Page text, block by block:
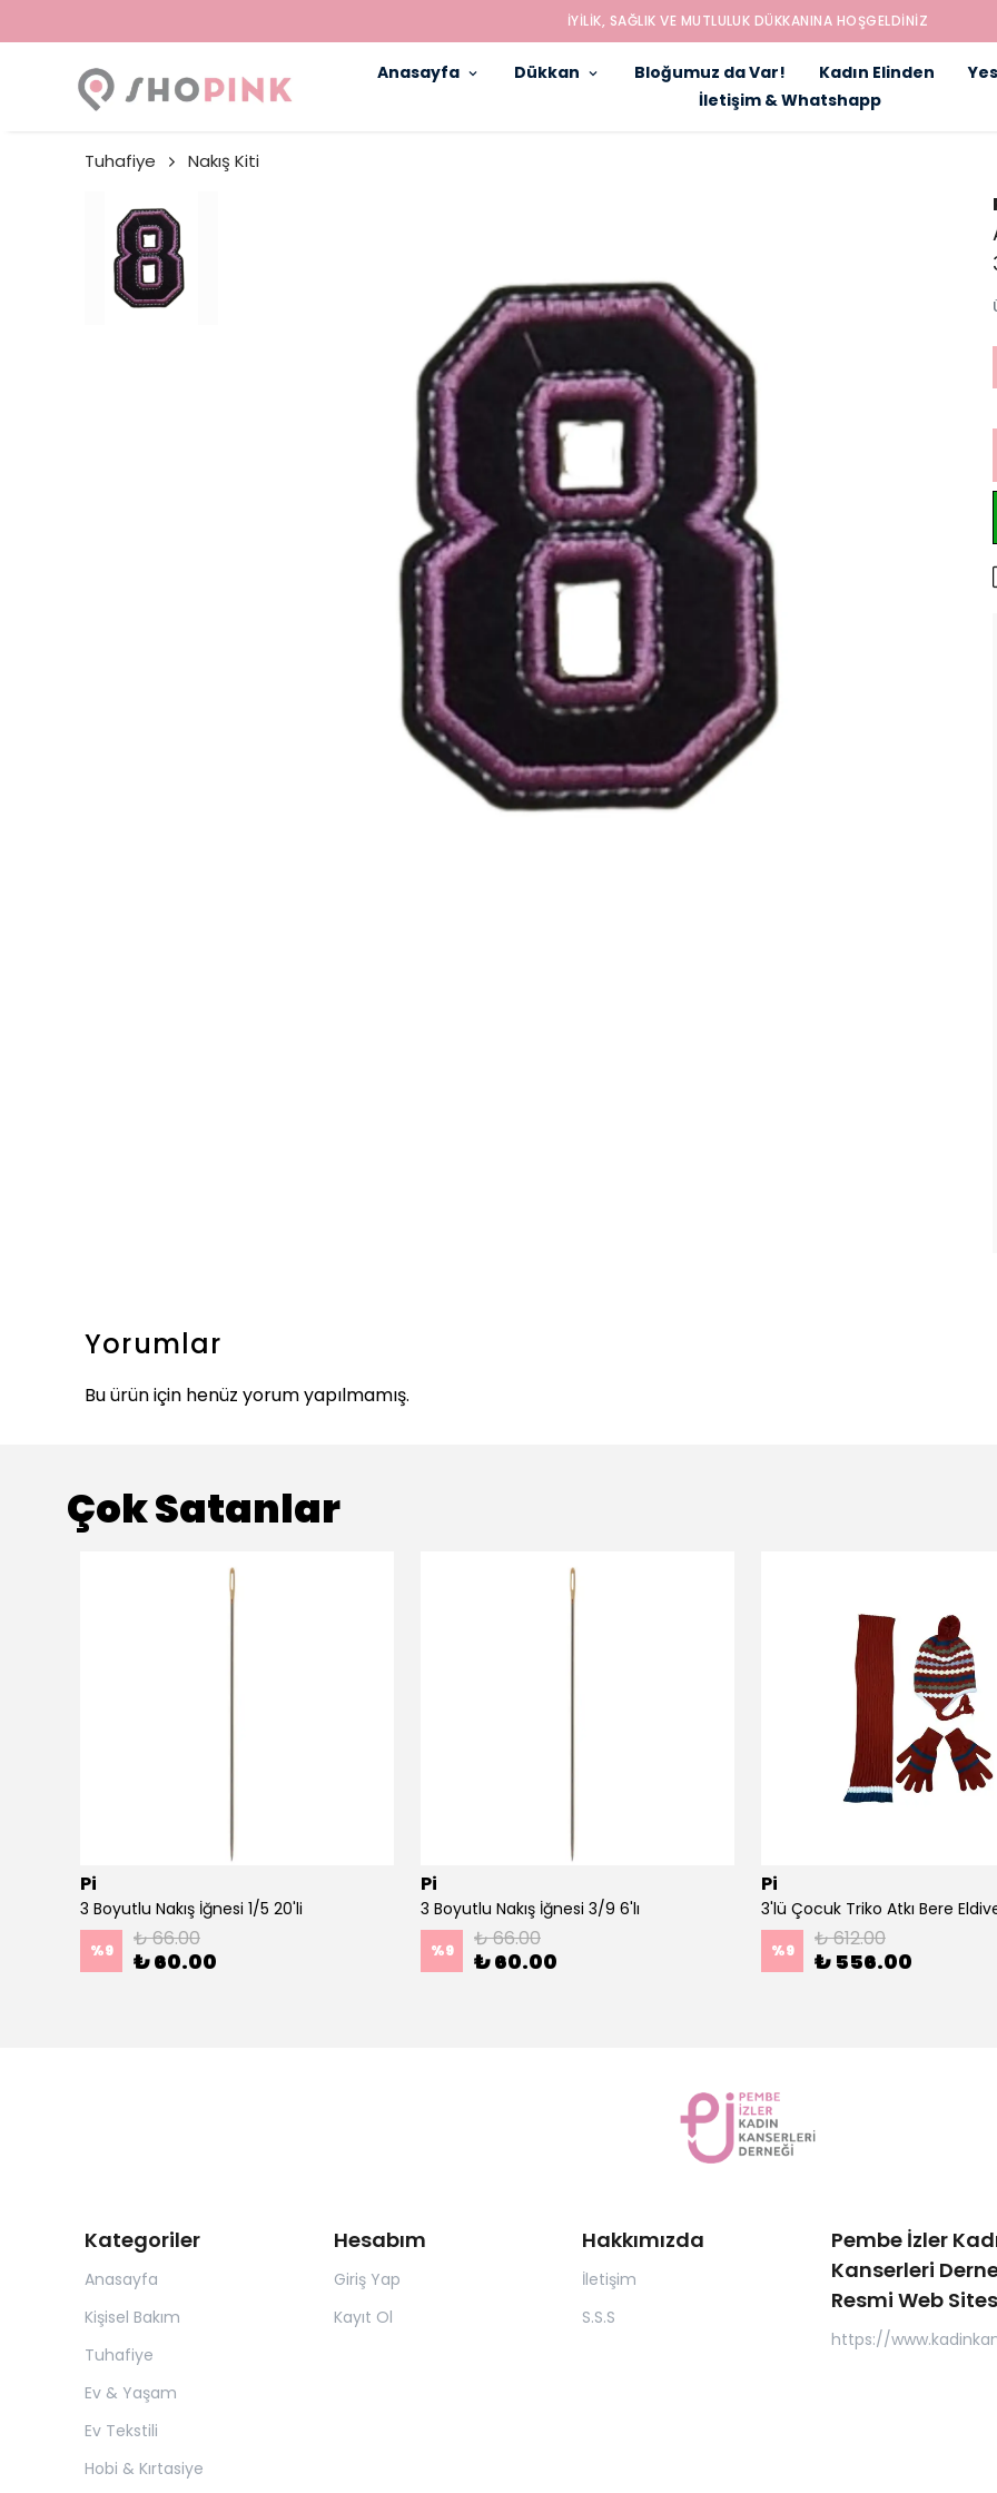
İYILIK, SAĞLIK VE MUTLULUK DÜKKANINA HOŞGELDINIZ
Anasayfa Dükkan Bloğumuz da Var! Kadın Elinden
İletişim & Whatshapp
Tuhafiye Nakış Kiti
Yorumlar
Bu ürün için henüz yorum yapılmamış.
Çok Satanlar
Pi
3 Boyutlu Nakış İğnesi 1/5 20'li
%9 ₺ 66.00
₺ 60.00
Pi
3 Boyutlu Nakış İğnesi 3/9 6'lı
%9 ₺ 66.00
₺ 60.00
Pi
%9 ₺ 612.00
₺ 556.00
Kategoriler
Anasayfa
Kişisel Bakım
Tuhafiye
Ev & Yaşam
Ev Tekstili
Hobi & Kırtasiye
Hesabım
Giriş Yap
Kayıt Ol
Hakkımızda
İletişim
S.S.S
Pembe İzler
Kanserleri
Resmi Web
https://